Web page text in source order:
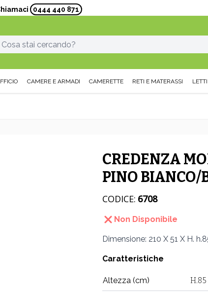
0444 440 871
CAMERE E ARMADI CAMERETTE RETI E MATERASSI LETTI
CREDENZA
PINO BIANCO/
CODICE: 6708
Non Disponibile
Dimensione: 210 X 51 X H.
Caratteristiche
Altezza (cm) H.85